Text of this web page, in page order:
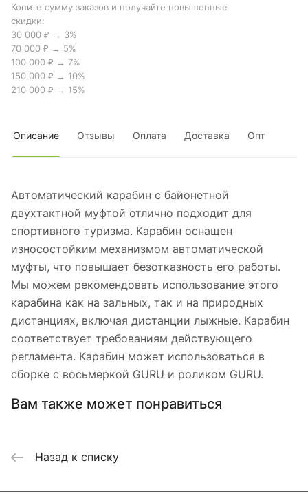
Копите сумму заказов и получайте повышенные
скидки:
30 000 ₽ → 3%
70 000 ₽ → 5%
100 000 ₽ → 7%
150 000 ₽ → 10%
210 000 ₽ → 15%
Описание Отзывы Оплата Доставка Опт
Автоматический карабин с байонетной
двухтактной муфтой отлично подходит для
спортивного туризма. Карабин оснащен
износостойким механизмом автоматической
муфты, что повышает безотказность его работы.
Мы можем рекомендовать использование этого
карабина как на зальных, так и на природных
дистанциях, включая дистанции лыжные. Карабин
соответствует требованиям действующего
регламента. Карабин может использоваться в
сборке с восьмеркой GURU и роликом GURU.
Вам также может понравиться
Назад к списку